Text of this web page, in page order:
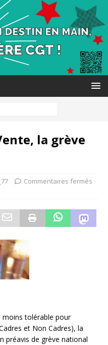
la grève
Commentaires fermés
moins tolérable pour
et Non Cadres), la
préavis de grève national